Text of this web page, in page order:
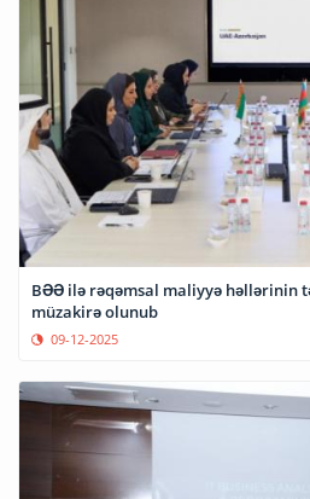
BƏƏ ilə rəqəmsal maliyyə həllərinin
müzakirə olunub
09-12-2025